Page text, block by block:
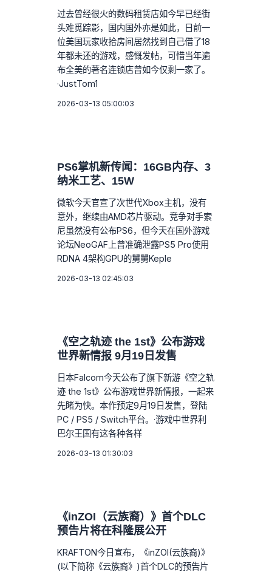
过去曾经很火的数码租赁店如今早已经街
头难觅踪影，国内国外亦是如此，日前一
位美国玩家收拾房间居然找到自己借了18
年都未还的游戏，感慨发帖，可惜当年遍
布全美的著名连锁店曾如今仅剩一家了。
·JustTom1
2026-03-13 05:00:03
PS6掌机新传闻：16GB内存、3
纳米工艺、15W
微软今天官宣了次世代Xbox主机，没有
意外，继续由AMD芯片驱动。竞争对手索
尼虽然没有公布PS6，但今天在国外游戏
论坛NeoGAF上曾准确泄露PS5 Pro使用
RDNA 4架构GPU的舅舅Keple
2026-03-13 02:45:03
《空之轨迹 the 1st》公布游戏
世界新情报 9月19日发售
日本Falcom今天公布了旗下新游《空之轨
迹 the 1st》公布游戏世界新情报，一起来
先睹为快。本作预定9月19日发售，登陆
PC / PS5 / Switch平台。·游戏中世界利
巴尔王国有这各种各样
2026-03-13 01:30:03
《inZOI（云族裔）》首个DLC
预告片将在科隆展公开
KRAFTON今日宣布，《inZOI(云族裔)》
(以下简称《云族裔》)首个DLC的预告片